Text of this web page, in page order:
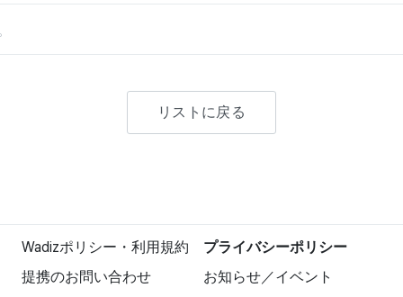
リストに戻る
Wadizポリシー・利用規約
プライバシーポリシー
提携のお問い合わせ
お知らせ／イベント